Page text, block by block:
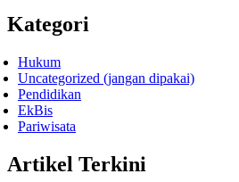
Kategori
Hukum
Uncategorized (jangan dipakai)
Pendidikan
EkBis
Pariwisata
Artikel Terkini